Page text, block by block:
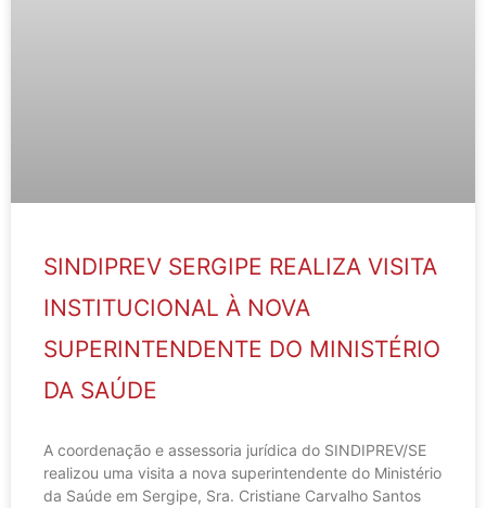
SINDIPREV SERGIPE REALIZA VISITA
INSTITUCIONAL À NOVA
SUPERINTENDENTE DO MINISTÉRIO
DA SAÚDE
A coordenação e assessoria jurídica do SINDIPREV/SE
realizou uma visita a nova superintendente do Ministério
da Saúde em Sergipe, Sra. Cristiane Carvalho Santos